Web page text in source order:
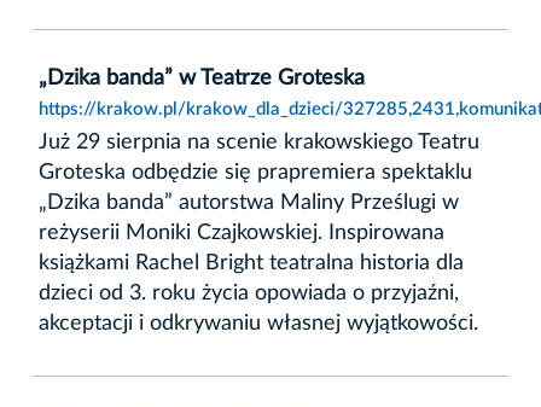
„Dzika banda” w Teatrze Groteska
https://krakow.pl/krakow_dla_dzieci/
Już 29 sierpnia na scenie krakowskiego Teatru
Groteska odbędzie się prapremiera spektaklu
„Dzika banda” autorstwa Maliny Prześlugi w
reżyserii Moniki Czajkowskiej. Inspirowana
książkami Rachel Bright teatralna historia dla
dzieci od 3. roku życia opowiada o przyjaźni,
akceptacji i odkrywaniu własnej wyjątkowości.